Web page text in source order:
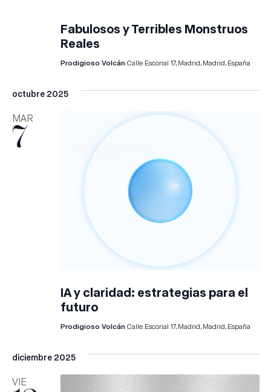
Fabulosos y Terribles Monstruos
Reales
Prodigioso Volcán Calle Escorial 17, Madrid, Madrid, España
octubre 2025
MAR
7
IA y claridad: estrategias para el
futuro
Prodigioso Volcán Calle Escorial 17, Madrid, Madrid, España
diciembre 2025
VIE